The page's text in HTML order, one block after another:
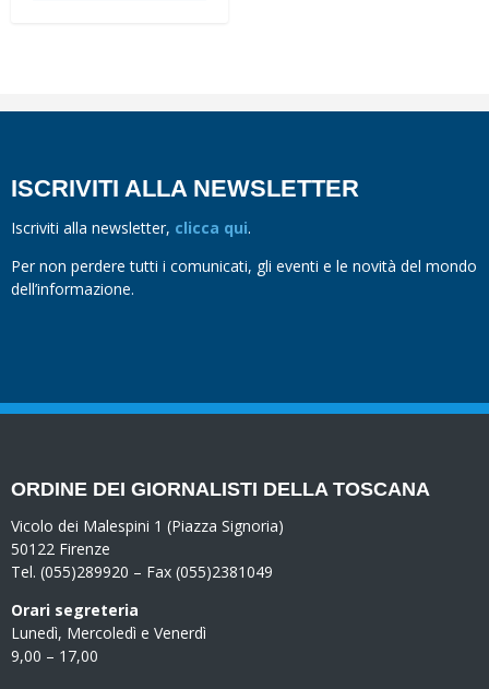
ISCRIVITI ALLA NEWSLETTER
Iscriviti alla newsletter, clicca qui.
Per non perdere tutti i comunicati, gli eventi e le novità del mondo
dell’informazione.
ORDINE DEI GIORNALISTI DELLA TOSCANA
Vicolo dei Malespini 1 (Piazza Signoria)
50122 Firenze
Tel. (055)289920 – Fax (055)2381049
Orari segreteria
Lunedì, Mercoledì e Venerdì
9,00 – 17,00